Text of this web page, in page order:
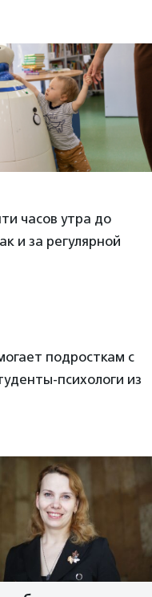
часов утра до
и за регулярной
подросткам с
психологи из